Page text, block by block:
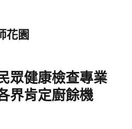
花園
眾健康檢查專業
界肯定廚餘機